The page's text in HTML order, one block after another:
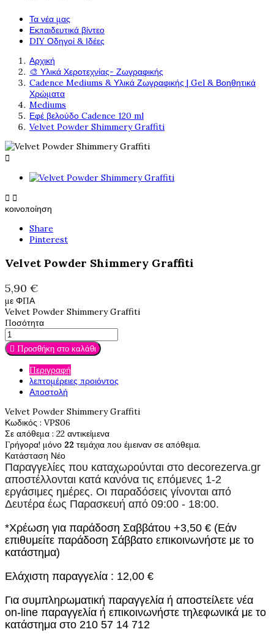
Τα νέα μας
Εκπαιδευτικά βίντεο
DIY Οδηγοί & Ιδέες
Αρχική
🎨 Υλικά Χεροτεχνίας- Ζωγραφικής
Cadence Mediums & Υλικά Ζωγραφικής | Gel & Βοηθητικά
Χρώματα
Mediums
Εφέ βελούδο Cadence 120 ml
Velvet Powder Shimmery Graffiti

 
κοινοποίηση
Share
Pinterest
Velvet Powder Shimmery Graffiti
5,90 €
με ΦΠΑ
Velvet Powder Shimmery Graffiti
Ποσότητα
 Προσθήκη στο καλάθι
Περιγραφή
λεπτομέρειες προιόντος
Αποστολή
Velvet Powder Shimmery Graffiti
Κωδικός : VPS06
Σε απόθεμα : 22 αντικείμενα
Γρήγορα! μόνο 22 τεμάχια που έμειναν σε απόθεμα.
Κατάσταση Νέο
Παραγγελίες που καταχωρούνται στο decorezerva.gr
αποστέλλονται κατά κανόνα τις επόμενες 1-2
εργάσιμες ημέρες. Οι παραδόσεις γίνονται από
Δευτέρα έως Παρασκευή από 09:00 - 18:00.
*Χρέωση για παράδοση Σαββάτου +3,50 € (Εάν
επιθυμείτε παράδοση Σάββατο επικοινωνήστε με το
κατάστημα)
Ελάχιστη παραγγελία : 12,00 €
Για συμπληρωματική παραγγελία ή αποστείλετε νέα
on-line παραγγελία ή επικοινωνήστε τηλεφωνικά με το
κατάστημα στο 210 57 14 712